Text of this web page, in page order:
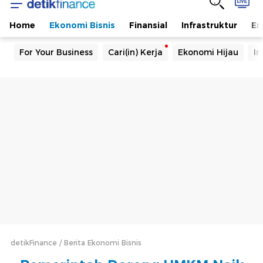
Home Ekonomi Bisnis Finansial Infrastruktur
For Your Business Cari(in) Kerja Ekonomi Hijau
detikFinance Berita Ekonomi Bisnis